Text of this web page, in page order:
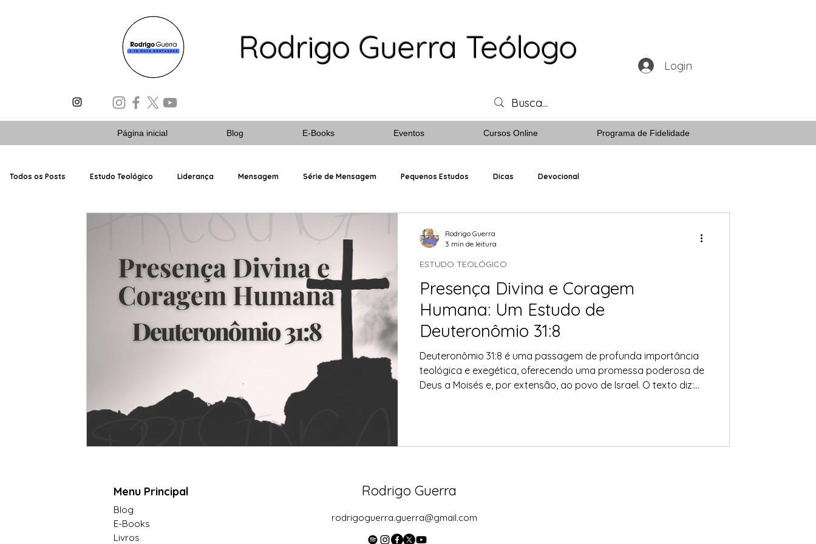
Rodrigo Guerra Teólogo Login
Página inicial Blog E-Books Eventos Cursos Online Programa de Fidelidade
Todos os Posts Estudo Teológico Liderança Mensagem Série de Mensagem Pequenos Estudos Dicas Devocional
Presença Divina e Coragem
Humana: Um Estudo de
Deuteronômio 31:8
Deuteronômio 31:8 é uma passagem de profunda importância
teológica e exegética, oferecendo uma promessa poderosa de
Deus a Moisés e, por extensão, ao povo de Israel. O texto diz:
ESTUDO TEOLÓGICO
Rodrigo Guerra
3 min de leitura
Menu Principal
Blog
E-Books
Livros
Rodrigo Guerra
rodrigoguerra.guerra@gmail.com